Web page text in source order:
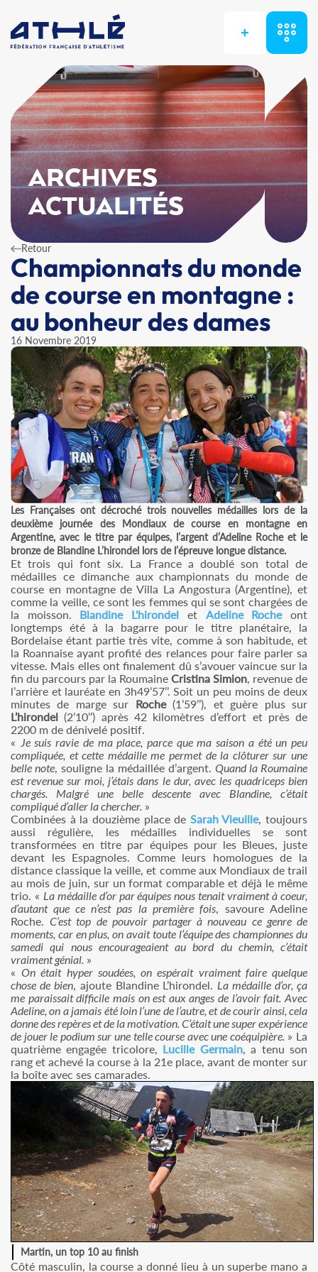
+
ARCHIVES
ACTUALITÉS
Retour
Championnats du monde
de course en montagne :
au bonheur des dames
16 Novembre 2019
Les Françaises ont décroché trois nouvelles médailles lors de la
deuxième journée des Mondiaux de course en montagne en
Argentine, avec le titre par équipes, l’argent d’Adeline Roche et le
bronze de Blandine L’hirondel lors de l’épreuve longue distance.
Et trois qui font six. La France a doublé son total de
médailles ce dimanche aux championnats du monde de
course en montagne de Villa La Angostura (Argentine), et
comme la veille, ce sont les femmes qui se sont chargées de
la moisson. Blandine L'hirondel et Adeline Rocheont
longtemps été à la bagarre pour le titre planétaire, la
Bordelaise étant partie très vite, comme à son habitude, et
la Roannaise ayant profité des relances pour faire parler sa
vitesse. Mais elles ont finalement dû s’avouer vaincue sur la
fin du parcours par la Roumaine Cristina Simion, revenue de
l’arrière et lauréate en 3h49’57’’. Soit un peu moins de deux
minutes de marge sur Roche(1’59’’), et guère plus sur
L’hirondel (2’10’’) après 42 kilomètres d’effort et près de
2200 m de dénivelé positif.
« Je suis ravie de ma place, parce que ma saison a été un peu
compliquée, et cette médaille me permet de la clôturer sur une
belle note, souligne la médaillée d’argent. Quand la Roumaine
est revenue sur moi, j’étais dans le dur, avec les quadriceps bien
chargés. Malgré une belle descente avec Blandine, c’était
compliqué d’aller la chercher. »
Combinées à la douzième place de Sarah Vieuille, toujours
aussi régulière, les médailles individuelles se sont
transformées en titre par équipes pour les Bleues, juste
devant les Espagnoles. Comme leurs homologues de la
distance classique la veille, et comme aux Mondiaux de trail
au mois de juin, sur un format comparable et déjà le même
trio. « La médaille d’or par équipes nous tenait vraiment à coeur,
d’autant que ce n’est pas la première fois, savoure Adeline
Roche.C’est top de pouvoir partager à nouveau ce genre de
moments, car en plus, on avait toute l’équipe des championnes du
samedi qui nous encourageaient au bord du chemin, c’était
vraiment génial. »
«On était hyper soudées, on espérait vraiment faire quelque
chose de bien, ajoute Blandine L’hirondel. La médaille d’or, ça
me paraissait difficile mais on est aux anges de l’avoir fait. Avec
Adeline, on a jamais été loin l’une de l’autre, et de courir ainsi, cela
donne des repères et de la motivation. C’était une super expérience
de jouer le podium sur une telle course avec une coéquipière.» La
quatrième engagée tricolore, Lucille Germain, a tenu son
rang et achevé la course à la 21e place, avant de monter sur
la boîte avec ses camarades.
Martin, un top 10 au finish
Côté masculin, la course a donné lieu à un superbe mano a